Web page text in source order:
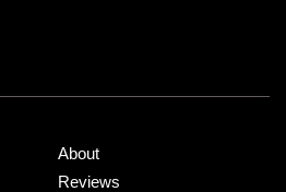
About
Reviews